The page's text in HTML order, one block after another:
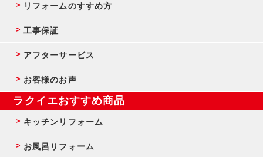
リフォームのすすめ方
工事保証
アフターサービス
お客様のお声
ラクイエおすすめ商品
キッチンリフォーム
お風呂リフォーム